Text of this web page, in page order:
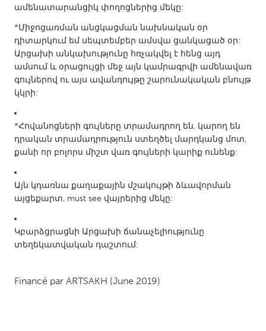
Leiden
Rotterdam
Utrecht
QATAR
Qatar
Singapore
UNITED KINGDOM
Glasgow
UNITED STATES
Ann Arbor, MI
Austin, TX
Burlingame-San Mateo, CA
Cass Clay
ամենատարանցիկ փողոցներից մեկը:
*Միջոցառման անցկացման նախնական օր
դիտարկում եմ սեպտեմբեր ամսվա ցանկացած օր:
Արցախի անկախությունը հռչակվել է հենց այդ
ամսում և օրացույցի մեջ այն կամրագրվի ամենավառ
գույներով ու այս ավանդույթը շարունակական բնույթ
կկրի:
*Հովանոցների գույները տրամադրող են, կարող են
դրական տրամադրություն ստեղծել մարդկանց մոտ,
քանի որ բոլորս միշտ վառ գույների կարիք ունենք:
Այն կդառնա քաղաքային մշակույթի ձևավորման
այցեքարտ, must see վայրերից մեկը:
Կբարձցրացնի Արցախի ճանաչելիությունը
տեղեկատվական դաշտում:
Financé par ARTSAKH (June 2019)